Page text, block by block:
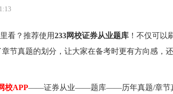
看？推荐使用233网校证券从业题库 ！不仅可以
节真题的划分，让大家在备考时更有方向感，
校APP——证券从业——题库——历年真题/章节